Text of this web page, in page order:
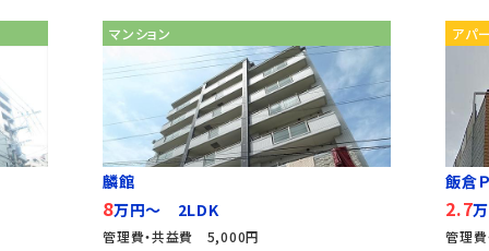
マンション
麟館
8万円～ 2LDK
管理費・共益費 5,000円
アパ
飯倉
2.7
管理